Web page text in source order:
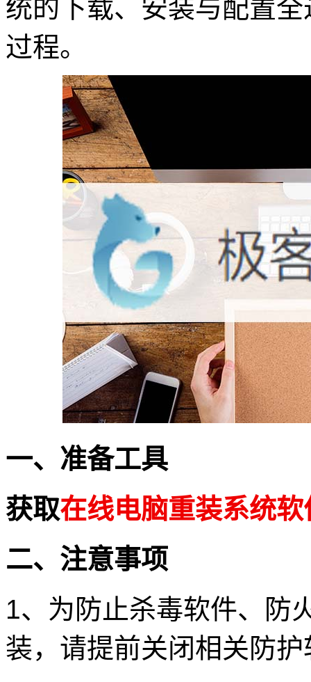
统的下载、安装与配置
过程。
一、准备工具
获取在线电脑重装系统软
二、注意事项
1、为防止杀毒软件、防
装，请提前关闭相关防护